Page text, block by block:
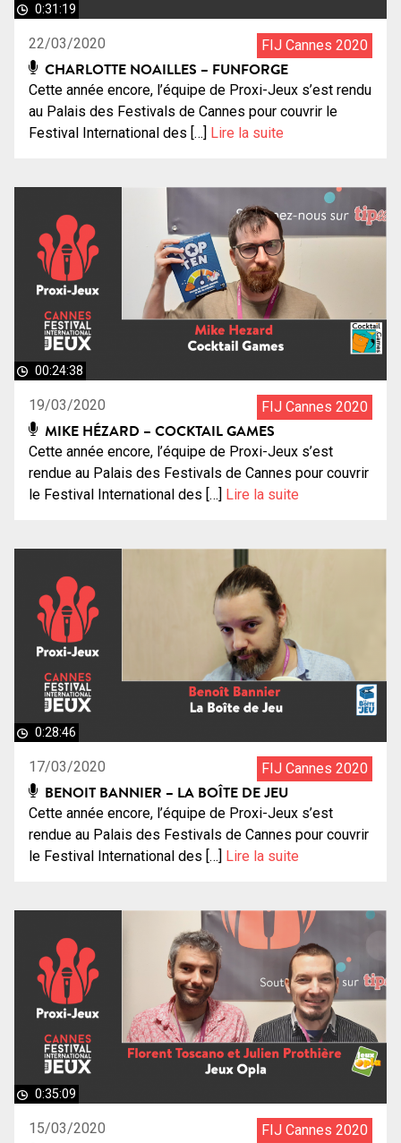
0:31:19
22/03/2020 FIJ Cannes 2020
CHARLOTTE NOAILLES – FUNFORGE
Cette année encore, l’équipe de Proxi-Jeux s’est rendu
au Palais des Festivals de Cannes pour couvrir le
Festival International des […] Lire la suite
00:24:38
19/03/2020 FIJ Cannes 2020
MIKE HÉZARD – COCKTAIL GAMES
Cette année encore, l’équipe de Proxi-Jeux s’est
rendue au Palais des Festivals de Cannes pour couvrir
le Festival International des […] Lire la suite
0:28:46
17/03/2020 FIJ Cannes 2020
BENOIT BANNIER – LA BOÎTE DE JEU
Cette année encore, l’équipe de Proxi-Jeux s’est
rendue au Palais des Festivals de Cannes pour couvrir
le Festival International des […] Lire la suite
0:35:09
15/03/2020 FIJ Cannes 2020